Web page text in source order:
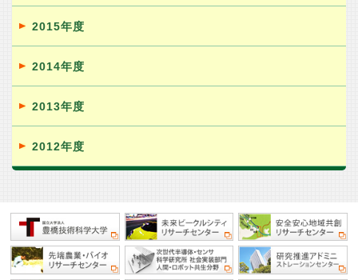
2015年度
2014年度
2013年度
2012年度